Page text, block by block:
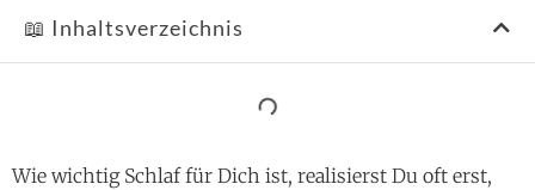
wenn er Dir fehlt. Klar, wie jeder Mensch weisst Du
brauchst Du, um Deine Batterien wieder aufzuladen.